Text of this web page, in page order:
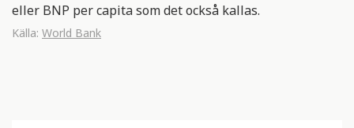
eller BNP per capita som det också kallas.
Källa: World Bank